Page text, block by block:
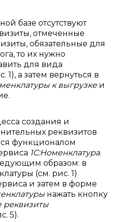
базе отсутствуют
отмеченные
обязательные для
то их нужно
для вида
1), а затем вернуться в
к выгрузкеи
создания и
реквизитов
функционалом
1С:Номенклатура.
образом: в
(см. рис. 1)
и затем в форме
нажать кнопку
реквизиты
5).